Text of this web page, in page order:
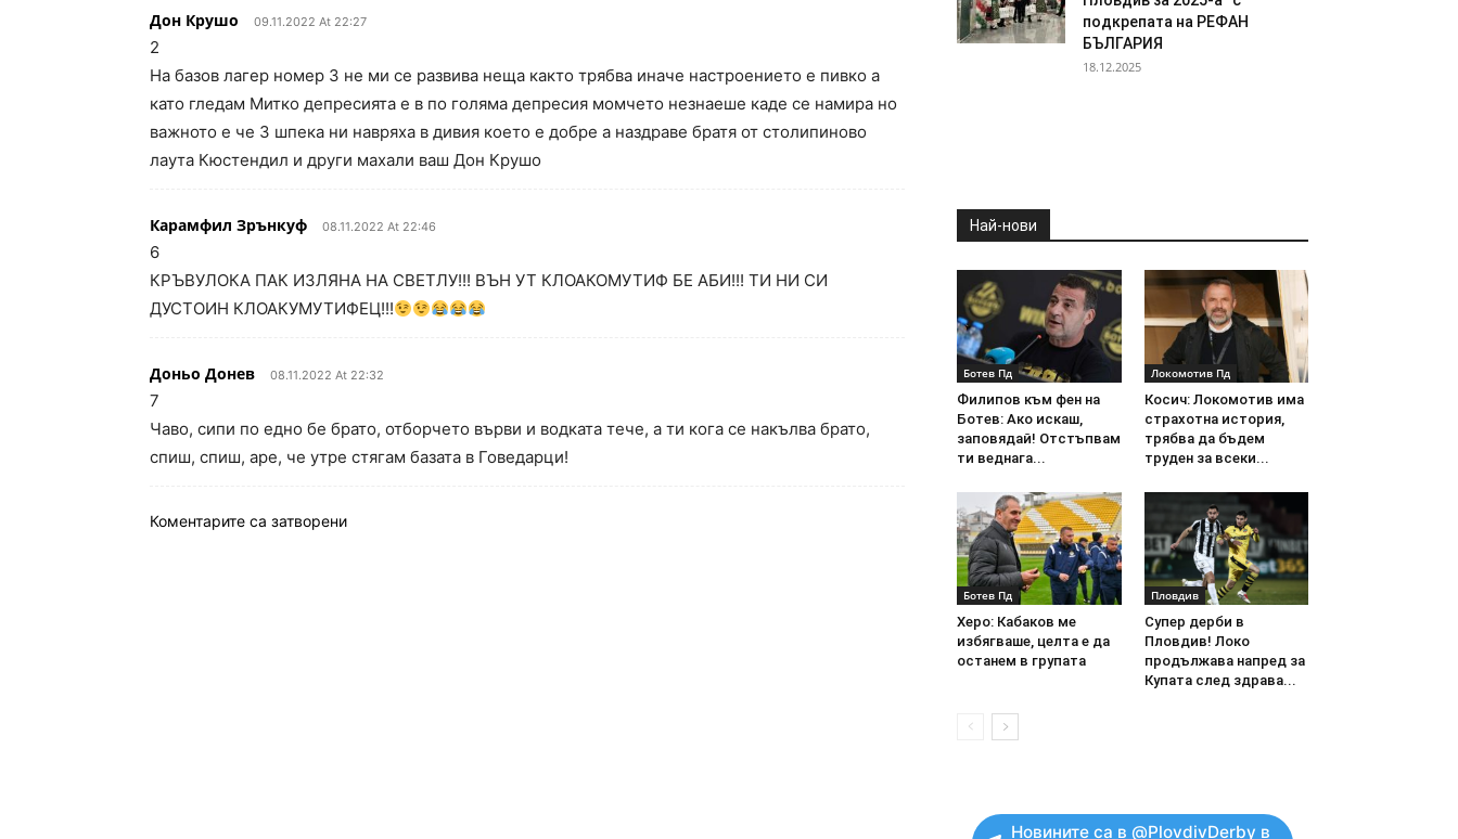
Дон Крушо 09.11.2022 At 22:27
2
На базов лагер номер 3 не ми се развива неща както трябва иначе настроението е пивко а
като гледам Митко депресията е в по голяма депресия момчето незнаеше каде се намира но
важното е че 3 шпека ни навряха в дивия което е добре а наздраве братя от столипиново
лаута Кюстендил и други махали ваш Дон Крушо
Карамфил Зрънкуф 08.11.2022 At 22:46
6
КРЪВУЛОКА ПАК ИЗЛЯНА НА СВЕТЛУ!!! ВЪН УТ КЛОАКОМУТИФ БЕ АБИ!!! ТИ НИ СИ
ДУСТОИН КЛОАКУМУТИФЕЦ!!!
Доньо Донев 08.11.2022 At 22:32
7
Чаво, сипи по едно бе брато, отборчето върви и водката тече, а ти кога се накълва брато,
спиш, спиш, аре, че утре стягам базата в Говедарци!
Коментарите са затворени
подкрепата на РЕФАН
БЪЛГАРИЯ
18.12.2025
Най-нови
Ботев Пд
Филипов към фен на
Ботев: Ако искаш,
заповядай! Отстъпвам
ти веднага...
Локомотив Пд
Косич: Локомотив има
страхотна история,
трябва да бъдем
труден за всеки...
Ботев Пд
Херо: Кабаков ме
избягваше, целта е да
останем в групата
Пловдив
Супер дерби в
Пловдив! Локо
продължава напред за
Купата след здрава...
Новините са в @PlovdivDerby в